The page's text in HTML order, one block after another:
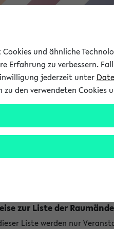
Forschung
zur Liste der
Liste werden nur
Cookies und ähnliche
Erfahrung zu verbessern.
jederzeit unter
den verwendeten Cookies